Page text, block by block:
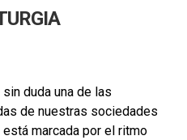
duda una de las
de nuestras sociedades
marcada por el ritmo